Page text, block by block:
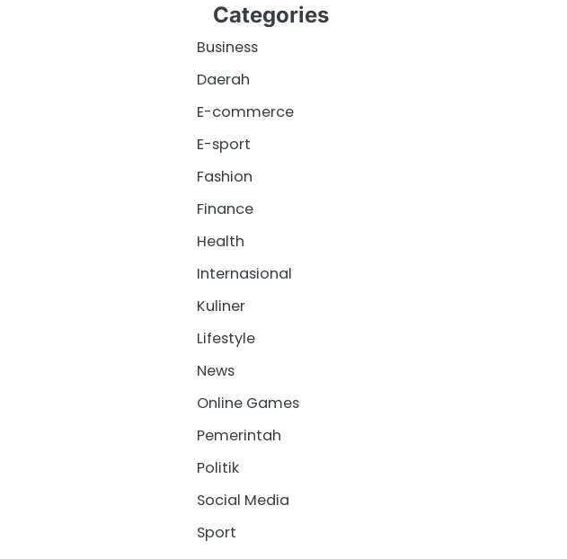
Categories
Business
Daerah
E-commerce
E-sport
Fashion
Finance
Health
Internasional
Kuliner
Lifestyle
News
Online Games
Pemerintah
Politik
Social Media
Sport